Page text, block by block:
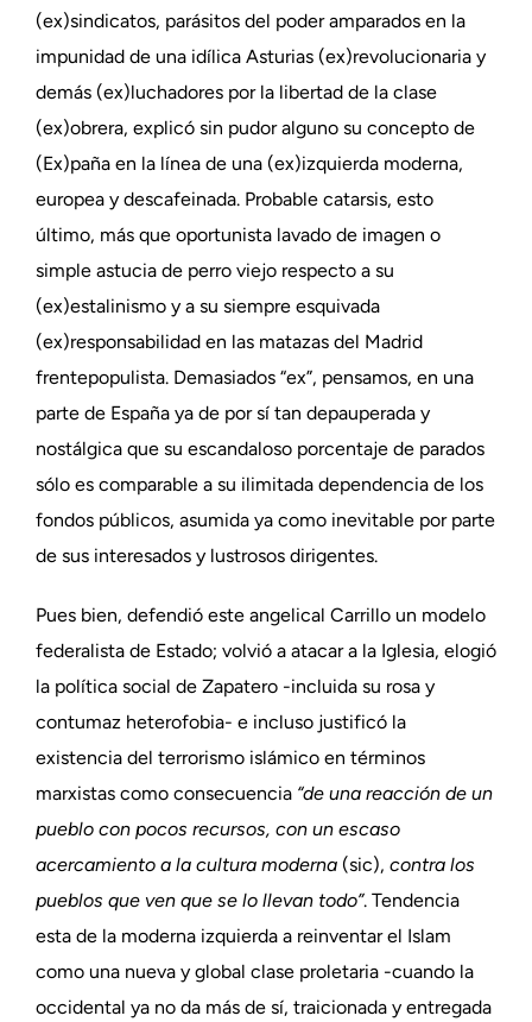
(ex)sindicatos, parásitos del poder amparados en la
impunidad de una idílica Asturias (ex)revolucionaria y
demás (ex)luchadores por la libertad de la clase
(ex)obrera, explicó sin pudor alguno su concepto de
(Ex)paña en la línea de una (ex)izquierda moderna,
europea y descafeinada. Probable catarsis, esto
último, más que oportunista lavado de imagen o
simple astucia de perro viejo respecto a su
(ex)estalinismo y a su siempre esquivada
(ex)responsabilidad en las matazas del Madrid
frentepopulista. Demasiados “ex”, pensamos, en una
parte de España ya de por sí tan depauperada y
nostálgica que su escandaloso porcentaje de parados
sólo es comparable a su ilimitada dependencia de los
fondos públicos, asumida ya como inevitable por parte
de sus interesados y lustrosos dirigentes.
Pues bien, defendió este angelical Carrillo un modelo
federalista de Estado; volvió a atacar a la Iglesia, elogió
la política social de Zapatero -incluida su rosa y
contumaz heterofobia- e incluso justificó la
existencia del terrorismo islámico en términos
marxistas como consecuencia “de una reacción de un
pueblo con pocos recursos, con un escaso
acercamiento a la cultura moderna(sic), contra los
pueblos que ven que se lo llevan todo”. Tendencia
esta de la moderna izquierda a reinventar el Islam
como una nueva y global clase proletaria -cuando la
occidental ya no da más de sí, traicionada y entregada